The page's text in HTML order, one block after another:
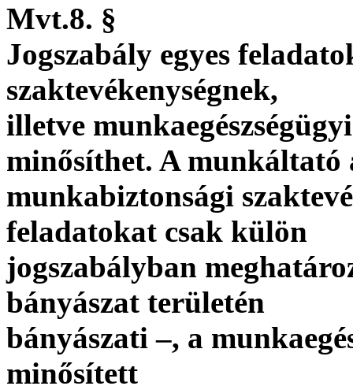
Mvt.8. §
Jogszabály egyes
szaktevékenységnek,
illetve
minősíthet. A munkáltató
munkabiztonsági
feladatokat csak külön
jogszabályban
bányászat területén
bányászati –, a
minősített